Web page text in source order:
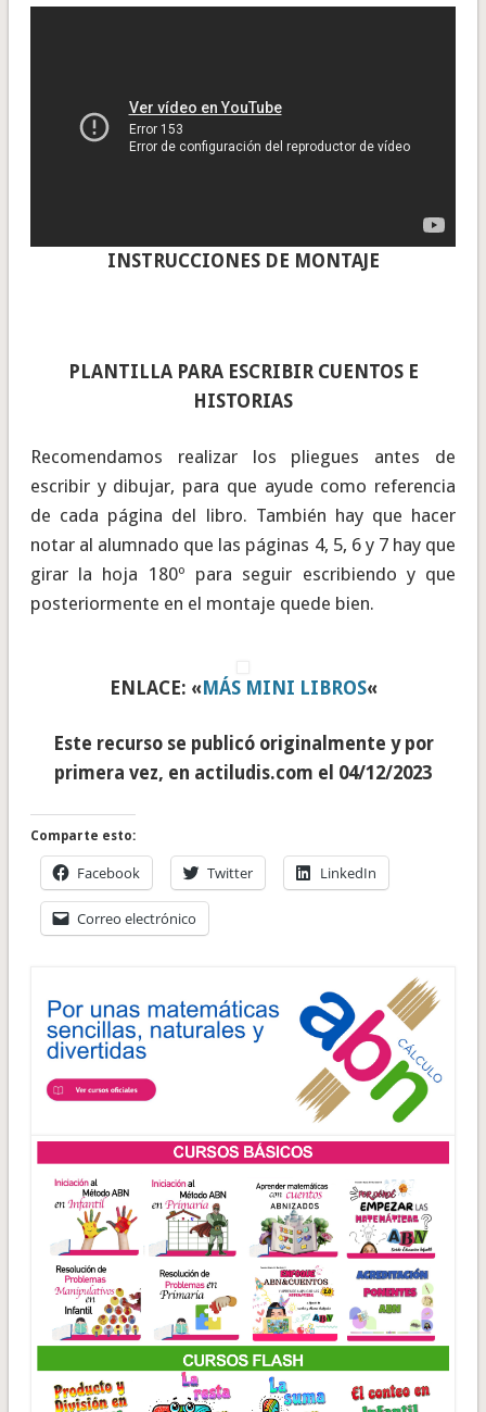
INSTRUCCIONES DE MONTAJE
PLANTILLA PARA ESCRIBIR CUENTOS E
HISTORIAS
Recomendamos realizar los pliegues antes de
escribir y dibujar, para que ayude como referencia
de cada página del libro. También hay que hacer
notar al alumnado que las páginas 4, 5, 6 y 7 hay que
girar la hoja 180º para seguir escribiendo y que
posteriormente en el montaje quede bien.
ENLACE: «MÁS MINI LIBROS«
Este recurso se publicó originalmente y por
primera vez, en actiludis.com el 04/12/2023
Comparte esto:
Facebook Twitter LinkedIn
Correo electrónico